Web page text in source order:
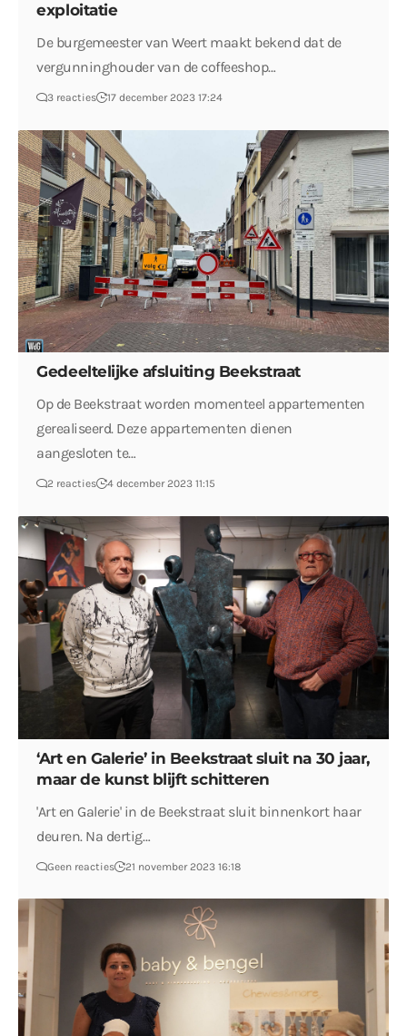
exploitatie
De burgemeester van Weert maakt bekend dat de
vergunninghouder van de coffeeshop…
3 reacties 17 december 2023 17:24
Gedeeltelijke afsluiting Beekstraat
Op de Beekstraat worden momenteel appartementen
gerealiseerd. Deze appartementen dienen
aangesloten te…
2 reacties 4 december 2023 11:15
‘Art en Galerie’ in Beekstraat sluit na 30 jaar,
maar de kunst blijft schitteren
'Art en Galerie' in de Beekstraat sluit binnenkort haar
deuren. Na dertig…
Geen reacties 21 november 2023 16:18